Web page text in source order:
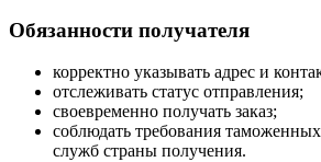
Обязанности получателя
корректно указывать адрес и
отслеживать статус отправления;
своевременно получать заказ;
соблюдать требования
служб страны получения.